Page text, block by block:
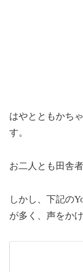
はやとともかち
す。
お二人とも田舎
しかし、下記の
が多く、声をか